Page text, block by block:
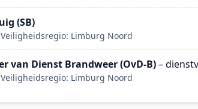
(SB)
Limburg Noord
van Dienst Brandweer (OvD-B)–
Limburg Noord